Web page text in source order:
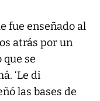
fue enseñado al
atrás por un
se
‘Le di
las bases de